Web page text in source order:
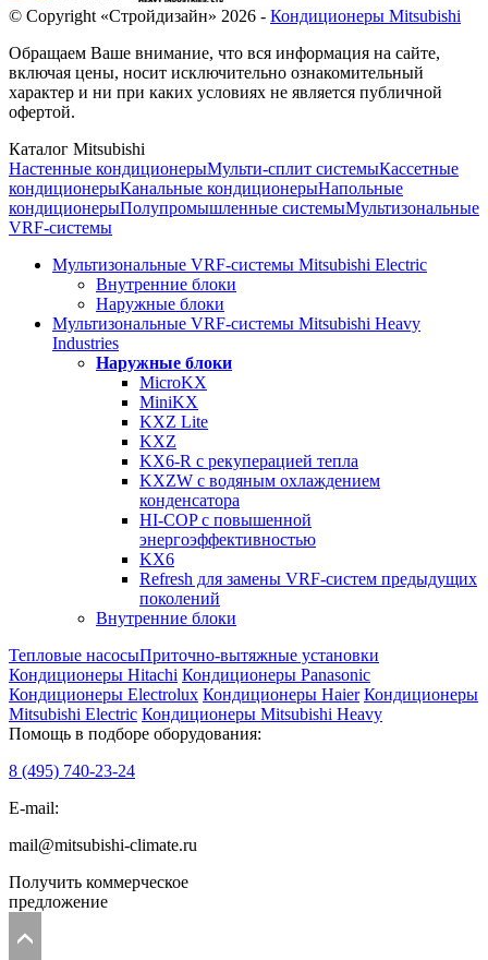
© Copyright «Стройдизайн» 2026 - Кондиционеры Mitsubishi
Обращаем Ваше внимание, что вся информация на сайте,
включая цены, носит исключительно ознакомительный
характер и ни при каких условиях не является публичной
офертой.
Каталог Mitsubishi
Настенные кондиционерыМульти-сплит системыКассетные
кондиционерыКанальные кондиционерыНапольные
кондиционерыПолупромышленные системыМультизональные
VRF-системы
Мультизональные VRF-системы Mitsubishi Electric
Внутренние блоки
Наружные блоки
Мультизональные VRF-системы Mitsubishi Heavy
Industries
Наружные блоки
MicroKX
MiniKX
KXZ Lite
KXZ
KX6-R с рекуперацией тепла
KXZW с водяным охлаждением
конденсатора
HI-COP с повышенной
энергоэффективностью
KX6
Refresh для замены VRF-систем предыдущих
поколений
Внутренние блоки
Тепловые насосыПриточно-вытяжные установки
Кондиционеры Hitachi Кондиционеры Panasonic
Кондиционеры Electrolux Кондиционеры Haier Кондиционеры
Mitsubishi Electric Кондиционеры Mitsubishi Heavy
Помощь в подборе оборудования:
8 (495) 740-23-24
E-mail:
mail@mitsubishi-climate.ru
Получить коммерческое
предложение